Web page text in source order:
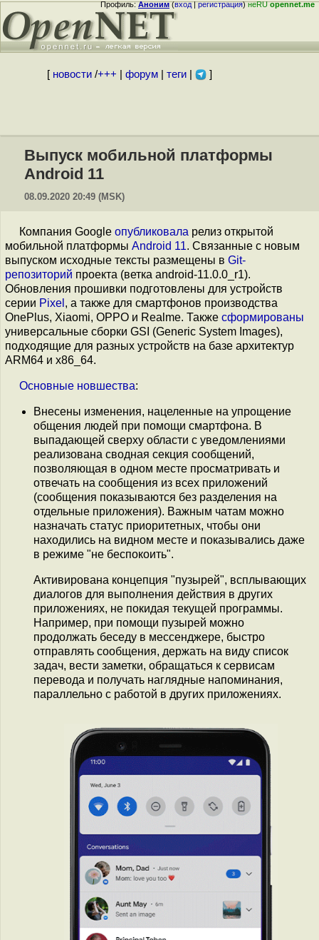
Профиль:Аноним(вход|регистрация)неRUopennet.me
[ новости/+++ форум| теги| ]
Выпуск мобильной платформы
Android 11
08.09.2020 20:49 (MSK)
Компания Google опубликовала релиз открытой
мобильной платформы Android 11. Связанные с новым
выпуском исходные тексты размещены в Git-
репозиторий проекта (ветка android-11.0.0_r1).
Обновления прошивки подготовлены для устройств
серии Pixel , а также для смартфонов производства
OnePlus, Xiaomi, OPPO и Realme. Также сформированы
универсальные сборки GSI (Generic System Images),
подходящие для разных устройств на базе архитектур
ARM64 и x86_64.
Основные новшества:
Внесены изменения, нацеленные на упрощение
общения людей при помощи смартфона. В
выпадающей сверху области с уведомлениями
реализована сводная секция сообщений,
позволяющая в одном месте просматривать и
отвечать на сообщения из всех приложений
(сообщения показываются без разделения на
отдельные приложения). Важным чатам можно
назначать статус приоритетных, чтобы они
находились на видном месте и показывались даже
в режиме "не беспокоить".
Активирована концепция "пузырей", всплывающих
диалогов для выполнения действия в других
приложениях, не покидая текущей программы.
Например, при помощи пузырей можно
продолжать беседу в мессенджере, быстро
отправлять сообщения, держать на виду список
задач, вести заметки, обращаться к сервисам
перевода и получать наглядные напоминания,
параллельно c работой в других приложениях.